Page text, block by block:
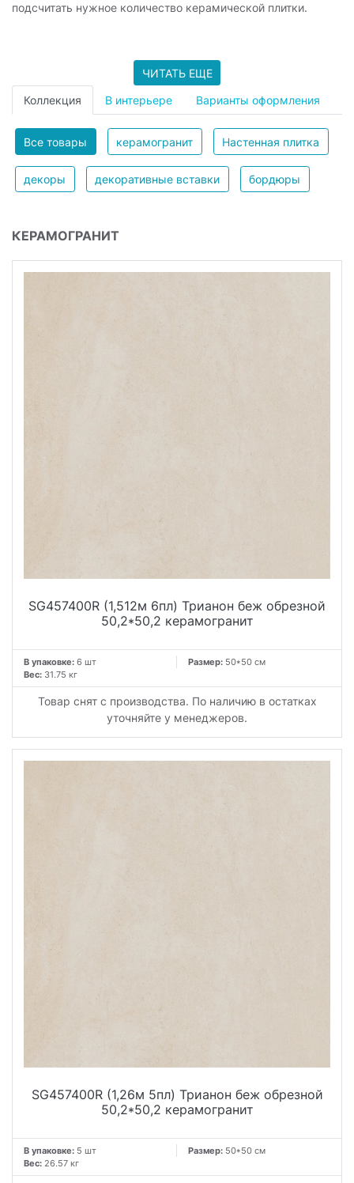
подсчитать нужное количество керамической плитки.
ЧИТАТЬ ЕЩЕ
Коллекция В интерьере Варианты оформления
Все товары керамогранит Настенная плитка
декоры декоративные вставки бордюры
КЕРАМОГРАНИТ
SG457400R (1,512м 6пл) Трианон беж обрезной
50,2*50,2 керамогранит
В упаковке: 6 шт Размер: 50*50 см
Вес: 31.75 кг
Товар снят с производства. По наличию в остатках
уточняйте у менеджеров.
SG457400R (1,26м 5пл) Трианон беж обрезной
50,2*50,2 керамогранит
В упаковке: 5 шт Размер: 50*50 см
Вес: 26.57 кг